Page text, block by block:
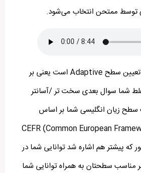
توسط ممتحن انتخاب می‌شود.
نوع سوالات در آزمون تعیین سطح Adaptive است یعنی بر
شما سوال بعدی سخت تر /آسانتر
زیان انگلیسی شما بر اساس
CEFR (Common European
که پیشتر هم اشاره شد توانایی شما در
مناسب سطحتان به همراه توانایی شما